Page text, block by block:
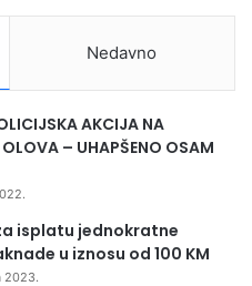
Nedavno
AKCIJA NA
– UHAPŠENO OSAM
isplatu jednokratne
u iznosu od 100 KM
2023.